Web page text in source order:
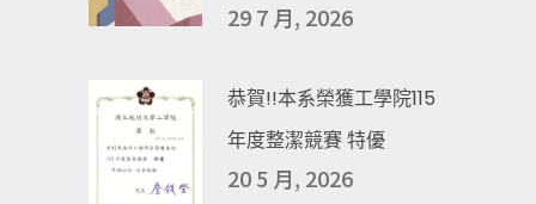
29 7 月, 2026
恭賀!!本系榮獲工學院115
年度整潔競賽 特優
20 5 月, 2026